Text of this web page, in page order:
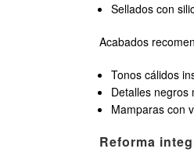
Sellados con
Acabados
Tonos cálidos
Detalles negros
Mamparas con
Reforma